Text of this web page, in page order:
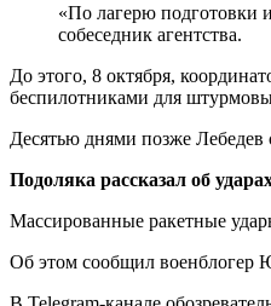
«По лагерю подготовки
собеседник агентства.
До этого, 8 октября,
беспилотниками для
Десятью днями позже
Подоляка рассказал об
Массированные ракетные
Об этом сообщил военблогер